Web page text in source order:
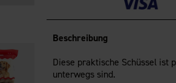
Trinkflasche Hund
0,5L
Beschreibung
Diese praktische Schüssel ist
unterwegs sind.